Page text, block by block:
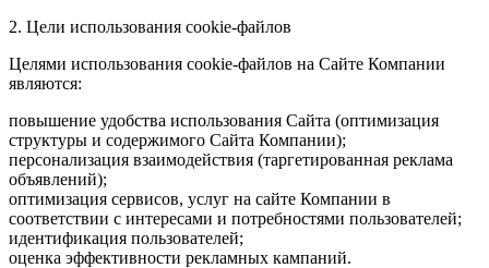
2. Цели использования cookie-файлов
Целями использования cookie-файлов на Сайте Компании
являются:
повышение удобства использования Сайта (оптимизация
структуры и содержимого Сайта Компании);
персонализация взаимодействия (таргетированная реклама
объявлений);
оптимизация сервисов, услуг на сайте Компании в
соответствии с интересами и потребностями пользователей;
идентификация пользователей;
оценка эффективности рекламных кампаний.